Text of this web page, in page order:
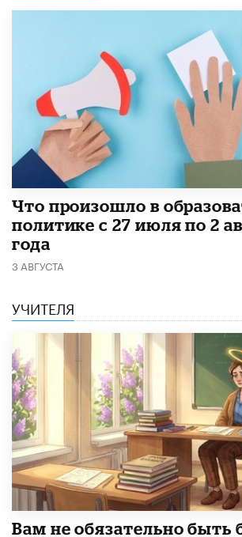
​Что произошло в
политике с 27 июля по 2
года
3 АВГУСТА
УЧИТЕЛЯ
​Вам не обязательно быть